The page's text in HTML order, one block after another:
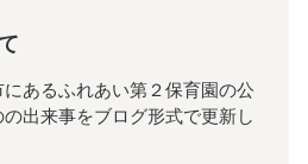
あるふれあい第２保育園の公
出来事をブログ形式で更新し